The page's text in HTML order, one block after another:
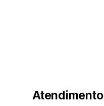
Atendimento